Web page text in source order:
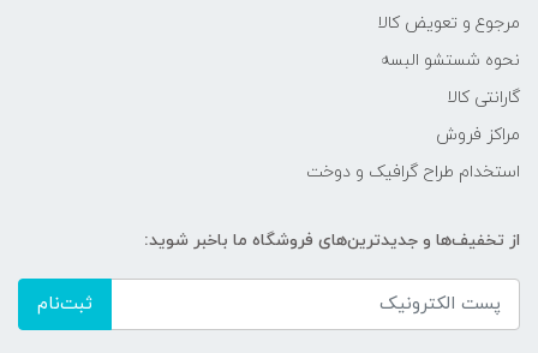
مرجوع و تعویض کالا
نحوه شستشو البسه
گارانتی کالا
مراکز فروش
استخدام طراح گرافیک و دوخت
از تخفیف‌ها و جدیدترین‌های فروشگاه ما باخبر شوید:
ثبت‌نام